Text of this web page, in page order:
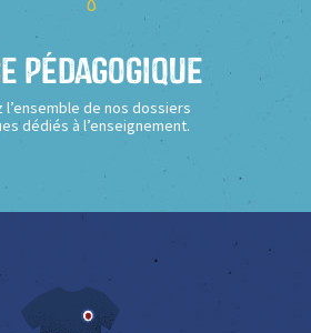
Pédagogique
l’ensemble de nos dossiers
dédiés à l’enseignement.